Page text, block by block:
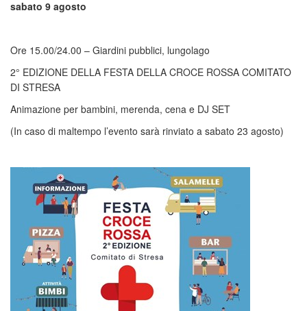
sabato 9 agosto
Ore 15.00/24.00 – Giardini pubblici, lungolago
2° EDIZIONE DELLA FESTA DELLA CROCE ROSSA COMITATO
DI STRESA
Animazione per bambini, merenda, cena e DJ SET
(In caso di maltempo l’evento sarà rinviato a sabato 23 agosto)